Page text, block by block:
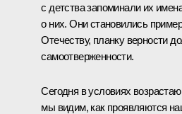
с детства запоминали их
о них. Они становились
Отечеству, планку верности
самоотверженности.
Сегодня в условиях
мы видим, как проявляются